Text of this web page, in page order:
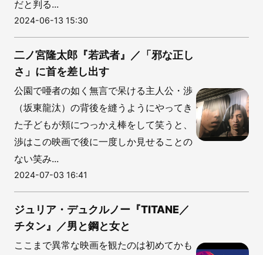
だと判る...
2024-06-13 15:30
二ノ宮隆太郎『若武者』／「邪な正し
さ」に首を差し出す
公園で唖者の如く無言で呆ける主人公・渉
（坂東龍汰）の背後を縫うようにやってき
た子どもが頬につっかえ棒をして笑うと、
渉はこの映画で後に一度しか見せることの
ない笑み...
2024-07-03 16:41
ジュリア・デュクルノー『TITANE／
チタン』／男と鋼と女と
ここまで異常な映画を観たのは初めてかも